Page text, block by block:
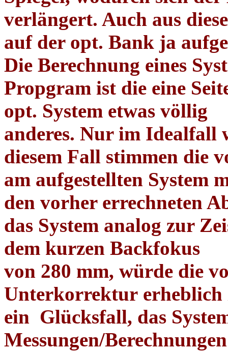
verlängert. Auch aus
auf der opt. Bank ja
Die Berechnung eines
Propgram ist die eine
opt. System etwas völlig
anderes. Nur im Idealfall
diesem Fall stimmen die
am aufgestellten System
den vorher errechneten
das System analog zur
dem kurzen Backfokus
von 280 mm, würde die
Unterkorrektur erheblich
ein Glücksfall, das
Messungen/